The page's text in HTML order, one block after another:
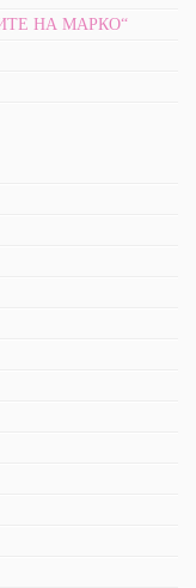
НА МАРКО“